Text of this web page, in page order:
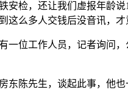
安检，还让我们虚报年龄
这么多人交钱后没音讯，才
一位工作人员，记者询问
东陈先生，谈起此事，他